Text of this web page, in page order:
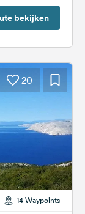
bekijken
20
14 Waypoints